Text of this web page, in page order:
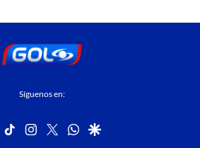
Síguenos en:
facebook
tiktok instagram
twitterwhatsapp
google